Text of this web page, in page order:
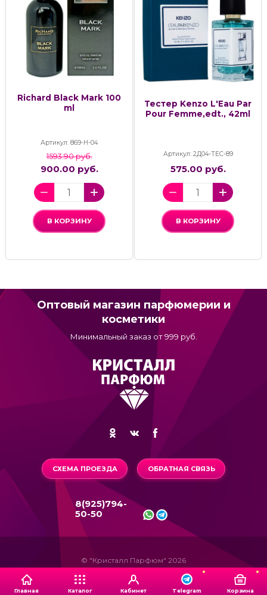
Richard Black Mark 100
ml
Артикул: 869-H-04
1593.90 руб.
900.00 руб.
В КОРЗИНУ
Тестер Kenzo L'Eau Par
Pour Femme,edt., 42ml
Артикул: 2Д04-ТЕС-89
575.00 руб.
В КОРЗИНУ
Оптовый магазин парфюмерии и
косметики
Минимальный заказ от 999 руб.
СХЕМА ПРОЕЗДА ОБРАТНАЯ СВЯЗЬ
8(925)794-
50-50
© "Кристалл Парфюм" 2026
Главная Каталог Кабинет Telegram Корзина